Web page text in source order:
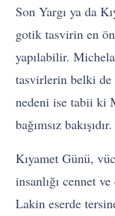
Son Yargı ya da
gotik tasvirin en
yapılabilir.
tasvirlerin belki de
nedeni ise tabii ki
bağımsız bakışıdır.
Kıyamet Günü,
insanlığı cennet
Lakin eserde